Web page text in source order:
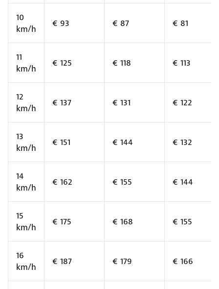
10
km/h
€ 93 € 87 € 81
11
km/h
€ 125 € 118 € 113
12
km/h
€ 137 € 131 € 122
13
km/h
€ 151 € 144 € 132
14
km/h
€ 162 € 155 € 144
15
km/h
€ 175 € 168 € 155
16
km/h
€ 187 € 179 € 166